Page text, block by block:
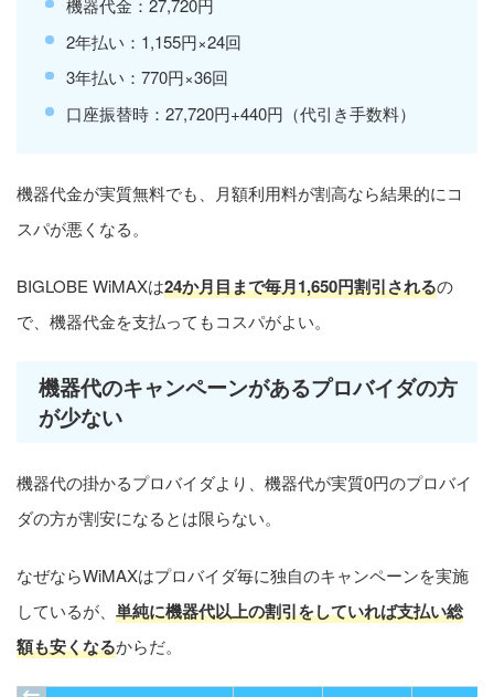
機器代金：27,720円
2年払い：1,155円×24回
3年払い：770円×36回
口座振替時：27,720円+440円（代引き手数料）
機器代金が実質無料でも、月額利用料が割高なら結果的にコ
スパが悪くなる。
BIGLOBE WiMAXは24か月目まで毎月1,650円割引されるの
で、機器代金を支払ってもコスパがよい。
機器代のキャンペーンがあるプロバイダの方
が少ない
機器代の掛かるプロバイダより、機器代が実質0円のプロバイ
ダの方が割安になるとは限らない。
なぜならWiMAXはプロバイダ毎に独自のキャンペーンを実施
しているが、 単純に機器代以上の割引をしていれば支払い総
額も安くなるからだ。